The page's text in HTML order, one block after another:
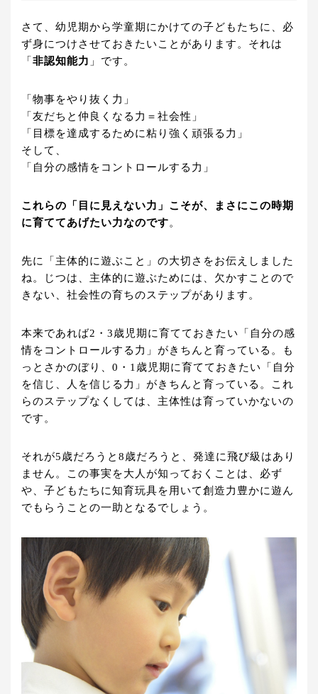
さて、幼児期から学童期にかけての子どもたちに、必
ず身につけさせておきたいことがあります。それは
「非認知能力 」です。
「物事をやり抜く力」
「友だちと仲良くなる力＝社会性」
「目標を達成するために粘り強く頑張る力」
そして、
「自分の感情をコントロールする力」
これらの「目に見えない力」こそが、まさにこの時期
に育ててあげたい力なのです。
先に「主体的に遊ぶこと」の大切さをお伝えしました
ね。じつは、主体的に遊ぶためには、欠かすことので
きない、社会性の育ちのステップがあります。
本来であれば2・3歳児期に育てておきたい「自分の感
情をコントロールする力」がきちんと育っている。も
っとさかのぼり、0・1歳児期に育てておきたい「自分
を信じ、人を信じる力」がきちんと育っている。これ
らのステップなくしては、主体性は育っていかないの
です。
それが5歳だろうと8歳だろうと、発達に飛び級はあり
ません。この事実を大人が知っておくことは、必ず
や、子どもたちに知育玩具を用いて創造力豊かに遊ん
でもらうことの一助となるでしょう。